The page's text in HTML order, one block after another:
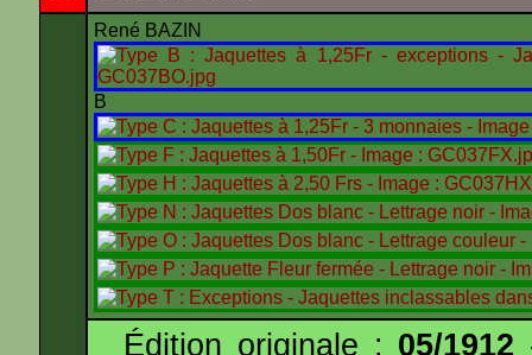
René BAZIN
B
Édition originale : 05/1912